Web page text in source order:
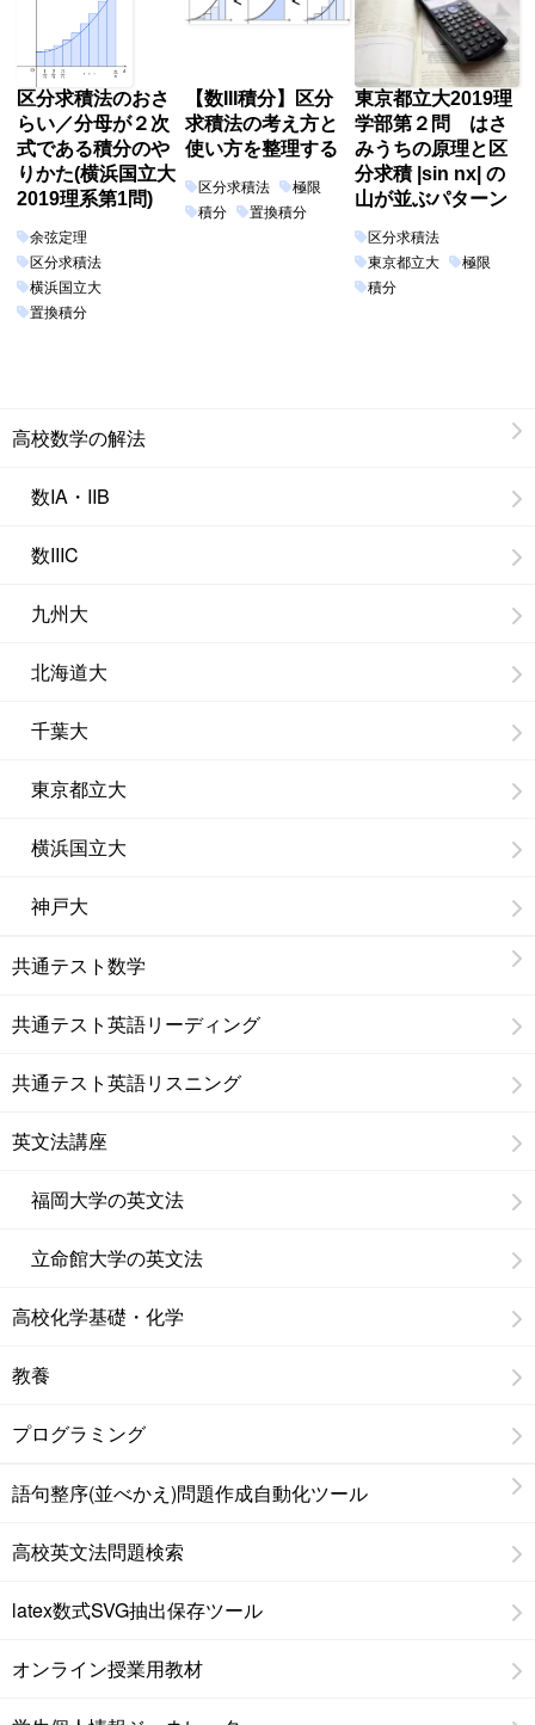
区分求積法のおさ
らい／分母が２次
式である積分のや
りかた(横浜国立大
2019理系第1問)
余弦定理
区分求積法
横浜国立大
置換積分
【数III積分】区分
求積法の考え方と
使い方を整理する
区分求積法
極限
積分
置換積分
東京都立大2019理
学部第２問 はさ
みうちの原理と区
分求積 |sin nx| の
山が並ぶパターン
区分求積法
東京都立大
極限
積分
高校数学の解法
数IA・IIB
数IIIC
九州大
北海道大
千葉大
東京都立大
横浜国立大
神戸大
共通テスト数学
共通テスト英語リーディング
共通テスト英語リスニング
英文法講座
福岡大学の英文法
立命館大学の英文法
高校化学基礎・化学
教養
プログラミング
語句整序(並べかえ)問題作成自動化ツール
高校英文法問題検索
latex数式SVG抽出保存ツール
オンライン授業用教材